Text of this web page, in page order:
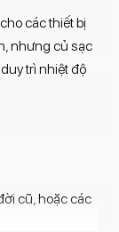
các thiết bị
nhưng củ sạc
trì nhiệt độ
cũ, hoặc các